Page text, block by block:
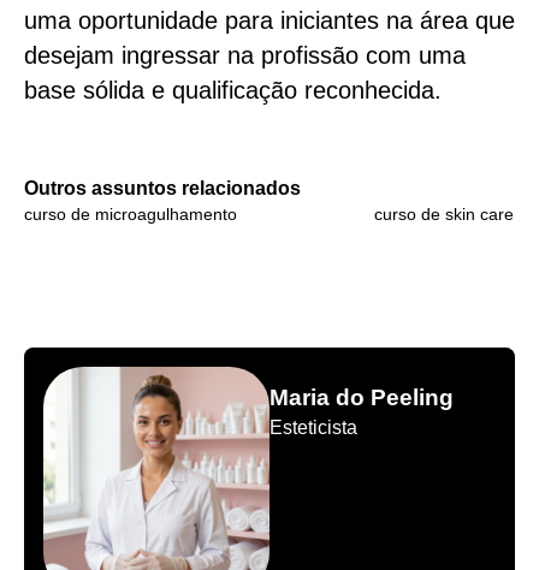
uma oportunidade para iniciantes na área que
desejam ingressar na profissão com uma
base sólida e qualificação reconhecida.
Outros assuntos relacionados
curso de microagulhamento curso de skin care
Maria do Peeling
Esteticista